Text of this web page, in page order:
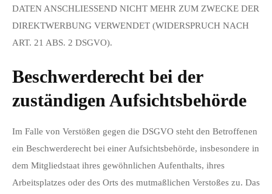
DATEN ANSCHLIESSEND NICHT MEHR ZUM ZWECKE DER
DIREKTWERBUNG VERWENDET (WIDERSPRUCH NACH
ART. 21 ABS. 2 DSGVO).
Beschwerde­recht bei der
zuständigen Aufsichts­behörde
Im Falle von Verstößen gegen die DSGVO steht den Betroffenen
ein Beschwerderecht bei einer Aufsichtsbehörde, insbesondere in
dem Mitgliedstaat ihres gewöhnlichen Aufenthalts, ihres
Arbeitsplatzes oder des Orts des mutmaßlichen Verstoßes zu. Das